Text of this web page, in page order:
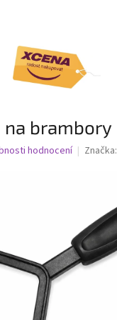
brambory
hodnocení Značka: